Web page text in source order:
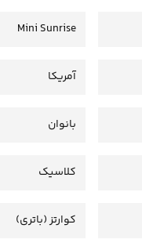
Mini Sunrise
آمریکا
بانوان
کلاسیک
کوارتز (باتری)